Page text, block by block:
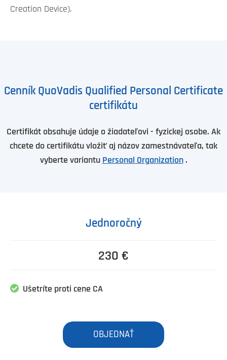
Creation Device).
Cenník QuoVadis Qualified Personal Certificate
certifikátu
Certifikát obsahuje údaje o žiadateľovi - fyzickej osobe. Ak
chcete do certifikátu vložiť aj názov zamestnávateľa, tak
vyberte variantu Personal Organization.
Jednoročný
230 €
Ušetríte proti cene CA
OBJEDNAŤ